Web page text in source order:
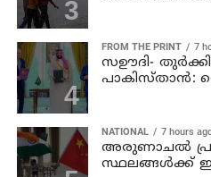
FROM THE PRINT 7
സഊദി-
പാകിസ്താൻ:
NATIONAL 7 hours
അരുണാചല്‍
സ്ഥലങ്ങള്‍ക്ക്